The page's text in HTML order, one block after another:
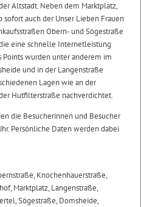
Altstadt. Neben dem Marktplatz,
auch der Unser Lieben Frauen
Obern- und Sögestraße
eine schnelle Internetleistung
wurden unter anderem im
und in der Langenstraße
Lagen wie an der
Hutfilterstraße nachverdichtet.
die Besucherinnen und Besucher
Persönliche Daten werden dabei
Knochenhauerstraße,
Marktplatz, Langenstraße,
Sögestraße, Domsheide,